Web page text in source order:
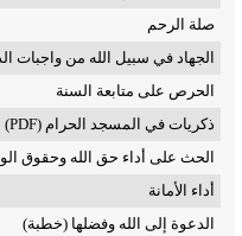
عبد الله نور إلهي،
سعدي ياسين عضو رابطة
حفِظ خلال طلبه للعلم
زاد المستقنع في الفقه،
والرحبية في الفرائض،
وملحة الإعراب،
المتون والقصائد.
صلة الرحم
الجهاد في سبيل الله من واجبات
الحرص على متابعة السنة
ذكريات في المسجد الحرام (PDF)
الحث على أداء حق الله وحقوق
أداء الأمانة
الدعوة إلى الله وفضلها (خطبة)